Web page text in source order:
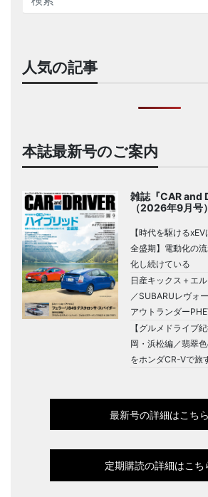
人気の記事
本誌最新号のご案内
雑誌『CAR and
（2026年9月号）
【時代を駆ける
全盛期】電動化の
化し続けている
日産キックス＋エ
／SUBARUレヴォ
アウトランダー
【グルメドライブ
岡・浜松編／翡翠
をホンダCR-Vで旅
最新号の詳細はこちら
定期購読の詳細はこち